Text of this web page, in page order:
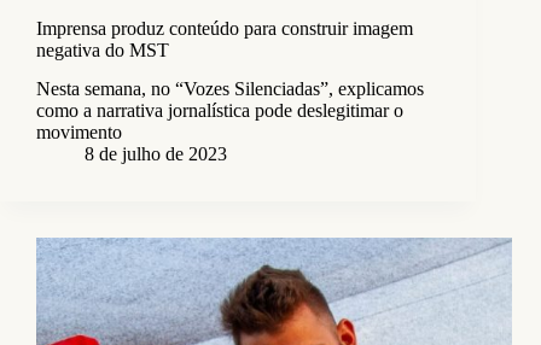
Imprensa produz conteúdo para construir imagem
negativa do MST
Nesta semana, no “Vozes Silenciadas”, explicamos
como a narrativa jornalística pode deslegitimar o
movimento
8 de julho de 2023